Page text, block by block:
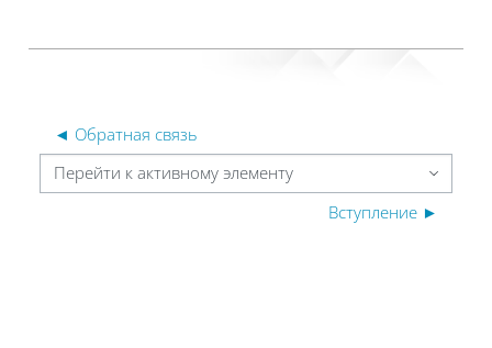
◄ Обратная связь
Перейти к активному элементу
Вступление ►